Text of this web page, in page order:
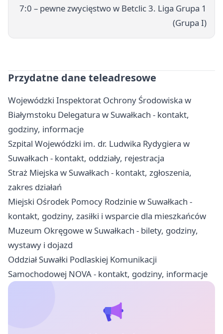
7:0 – pewne zwycięstwo w Betclic 3. Liga Grupa 1
(Grupa I)
Przydatne dane teleadresowe
Wojewódzki Inspektorat Ochrony Środowiska w
Białymstoku Delegatura w Suwałkach - kontakt,
godziny, informacje
Szpital Wojewódzki im. dr. Ludwika Rydygiera w
Suwałkach - kontakt, oddziały, rejestracja
Straż Miejska w Suwałkach - kontakt, zgłoszenia,
zakres działań
Miejski Ośrodek Pomocy Rodzinie w Suwałkach -
kontakt, godziny, zasiłki i wsparcie dla mieszkańców
Muzeum Okręgowe w Suwałkach - bilety, godziny,
wystawy i dojazd
Oddział Suwałki Podlaskiej Komunikacji
Samochodowej NOVA - kontakt, godziny, informacje